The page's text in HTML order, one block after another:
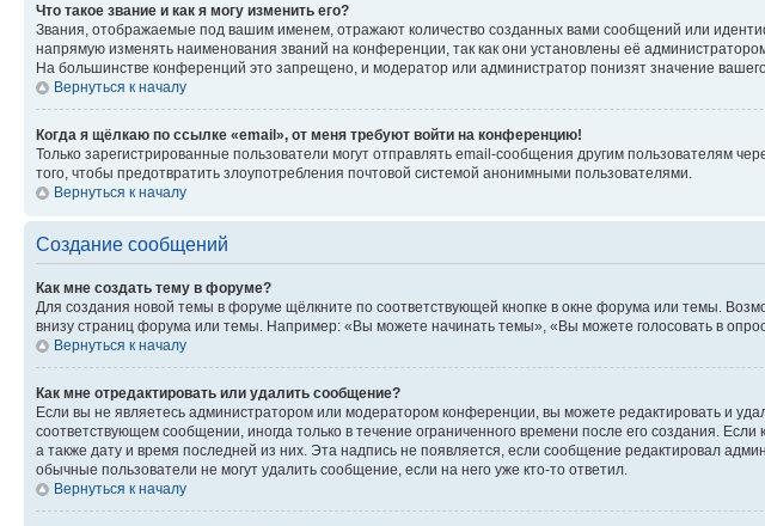
Что такое звание и как я могу изменить его?
Звания, отображаемые под вашим именем, отражают количество созданных вами сообщений или
напрямую изменять наименования званий на конференции, так как они установлены её
На большинстве конференций это запрещено, и модератор или администратор понизят значение
Вернуться к началу
Когда я щёлкаю по ссылке «email», от меня требуют войти на конференцию!
Только зарегистрированные пользователи могут отправлять email-сообщения другим пользователям
того, чтобы предотвратить злоупотребления почтовой системой анонимными пользователями.
Вернуться к началу
Создание сообщений
Как мне создать тему в форуме?
Для создания новой темы в форуме щёлкните по соответствующей кнопке в окне форума или темы.
внизу страниц форума или темы. Например: «Вы можете начинать темы», «Вы можете голосовать в
Вернуться к началу
Как мне отредактировать или удалить сообщение?
Если вы не являетесь администратором или модератором конференции, вы можете редактировать и
соответствующем сообщении, иногда только в течение ограниченного времени после его создания.
а также дату и время последней из них. Эта надпись не появляется, если сообщение редактировал
обычные пользователи не могут удалить сообщение, если на него уже кто-то ответил.
Вернуться к началу